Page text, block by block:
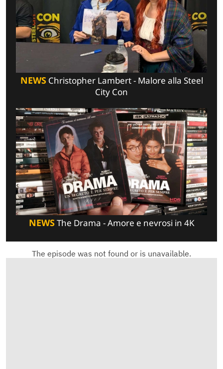
NEWSChristopher Lambert - Malore alla Steel
City Con
NEWSThe Drama - Amore e nevrosi in 4K